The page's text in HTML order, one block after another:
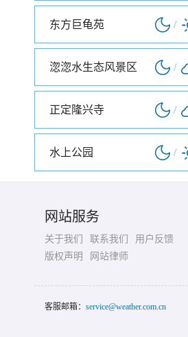
东方巨龟苑 /
淴淴水生态风景区 /
正定隆兴寺 /
水上公园 /
网站服务
关于我们 联系我们
用户反馈
版权声明
网站律师
客服邮箱： service@weather.com.cn